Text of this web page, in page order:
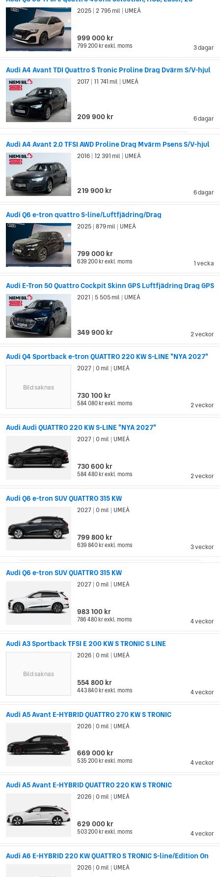
3 dagar
2025 2 795 mil UMEÅ
999 000 kr
799 200 krexkl. moms
Audi A4 Avant TDI Quattro S Tronic Proline Drag Dvärm S/V-hjul
6 dagar
2017 11 741 mil UMEÅ
209 900 kr
Audi A4 Avant 2.0 TFSI AWD Proline Drag Mvärm Psens S/V-hjul
6 dagar
2016 12 391 mil UMEÅ
219 900 kr
Audi Q6 e-tron quattro S-line/Luftfjädring/Drag
1 vecka
2025 879 mil UMEÅ
799 000 kr
639 200 krexkl. moms
Audi E-Tron 50 Quattro Cockpit Skinn GPS Luftfjädring Drag GPS
2 veckor
2021 5 505 mil UMEÅ
349 900 kr
Audi Q4 Sportback e-tron QUATTRO 220 KW S-LINE "NYA 2027"
2 veckor
2027 0 mil UMEÅ
730 100 kr
584 080 krexkl. moms
Bild saknas
Audi Audi QUATTRO 220 KW S-LINE "NYA 2027"
2 veckor
2027 0 mil UMEÅ
730 600 kr
584 480 krexkl. moms
Audi Q6 e-tron SUV QUATTRO 315 KW
3 veckor
2027 0 mil UMEÅ
799 800 kr
639 840 krexkl. moms
Audi Q6 e-tron SUV QUATTRO 315 KW
4 veckor
2027 0 mil UMEÅ
983 100 kr
786 480 krexkl. moms
Audi A3 Sportback TFSI E 200 KW S TRONIC S LINE
4 veckor
2026 0 mil UMEÅ
554 800 kr
443 840 krexkl. moms
Bild saknas
Audi A5 Avant E-HYBRID QUATTRO 270 KW S TRONIC
4 veckor
2026 0 mil UMEÅ
669 000 kr
535 200 krexkl. moms
Audi A5 Avant E-HYBRID QUATTRO 220 KW S TRONIC
4 veckor
2026 0 mil UMEÅ
629 000 kr
503 200 krexkl. moms
Audi A6 E-HYBRID 220 KW QUATTRO S TRONIC S-line/Edition On
2026 0 mil UMEÅ